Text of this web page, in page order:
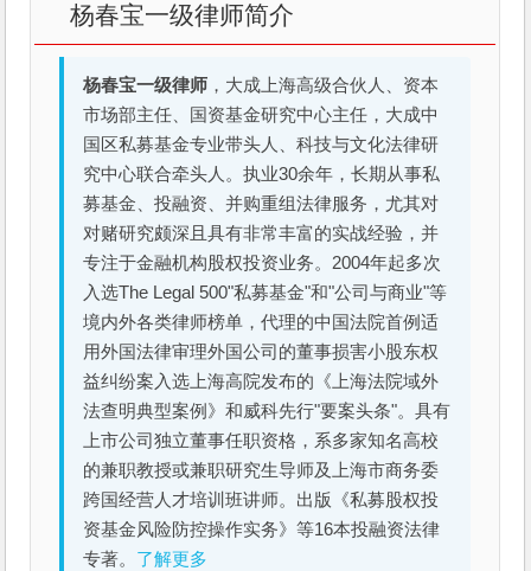
杨春宝一级律师简介
杨春宝一级律师 ，大成上海高级合伙人、资本
市场部主任、国资基金研究中心主任，大成中
国区私募基金专业带头人、科技与文化法律研
究中心联合牵头人。执业30余年，长期从事私
募基金、投融资、并购重组法律服务，尤其对
对赌研究颇深且具有非常丰富的实战经验，并
专注于金融机构股权投资业务。2004年起多次
入选The Legal 500"私募基金"和"公司与商业"等
境内外各类律师榜单，代理的中国法院首例适
用外国法律审理外国公司的董事损害小股东权
益纠纷案入选上海高院发布的《上海法院域外
法查明典型案例》和威科先行"要案头条"。具有
上市公司独立董事任职资格，系多家知名高校
的兼职教授或兼职研究生导师及上海市商务委
跨国经营人才培训班讲师。出版《私募股权投
资基金风险防控操作实务》等16本投融资法律
专著。 了解更多